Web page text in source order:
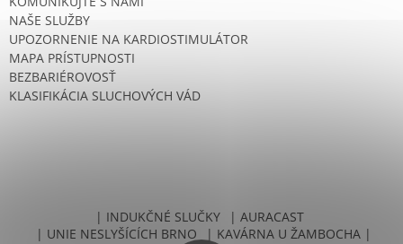
NAŠE SLUŽBY
UPOZORNENIE NA KARDIOSTIMULÁTOR
MAPA PRÍSTUPNOSTI
BEZBARIÉROVOSŤ
KLASIFIKÁCIA SLUCHOVÝCH VÁD
| INDUKČNÉ SLUČKY
| AURACAST
| UNIE NESLYŠÍCÍCH BRNO
| KAVÁRNA U ŽAMBOCHA |